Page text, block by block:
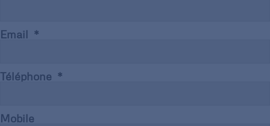
Email
Téléphone
Mobile